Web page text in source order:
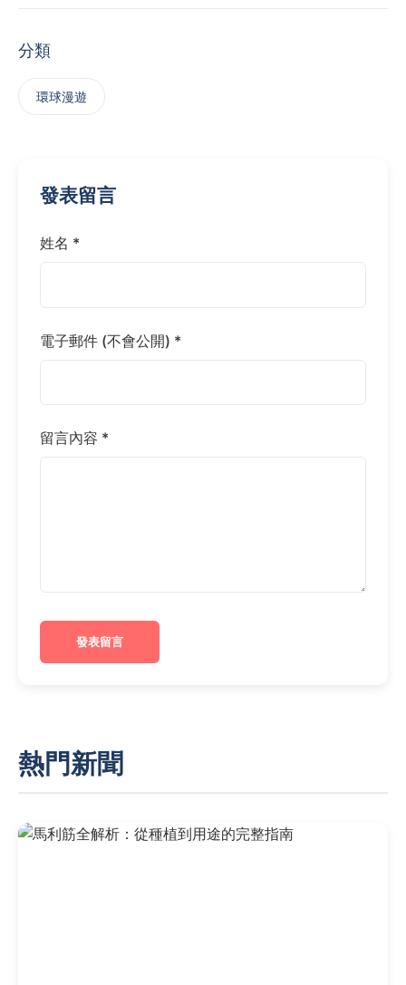
分類
‌環球漫遊
發表留言
姓名 *
電子郵件 (不會公開) *
留言內容 *
發表留言
熱門新聞